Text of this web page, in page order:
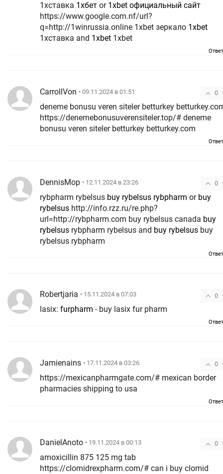
1хставка 1хбет or 1xbet официальный сайт
https://www.google.com.nf/url?
q=http://1winrussia.online 1xbet зеркало 1xbet
1хставка and 1xbet 1xbet
0
CarrollVon • 09.11.2024 в 01:51
deneme bonusu veren siteler betturkey
https://denemebonusuverensiteler.top/# deneme
bonusu veren siteler betturkey betturkey.com
0
DennisMop • 12.11.2024 в 23:26
rybpharm rybelsus buy rybelsus rybpharm or buy
rybelsus
url=http://rybpharm.com buy rybelsus canada buy
rybelsus rybpharm rybelsus and buy rybelsus buy
rybelsus rybpharm
0
Robertjaria • 15.11.2024 в 07:03
lasix: furpharm - buy lasix fur pharm
0
Jamienains • 17.11.2024 в 03:26
https://mexicanpharmgate.com/# mexican border
pharmacies shipping to usa
0
DanielAnoto • 19.11.2024 в 00:13
amoxicillin 875 125 mg tab
https://clomidrexpharm.com/# can i buy clomid